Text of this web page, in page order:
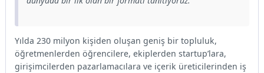
Yılda 230 milyon kişiden oluşan geniş bir topluluk,
öğretmenlerden öğrencilere, ekiplerden startup’lara,
girişimcilerden pazarlamacılara ve içerik üreticilerinden iş